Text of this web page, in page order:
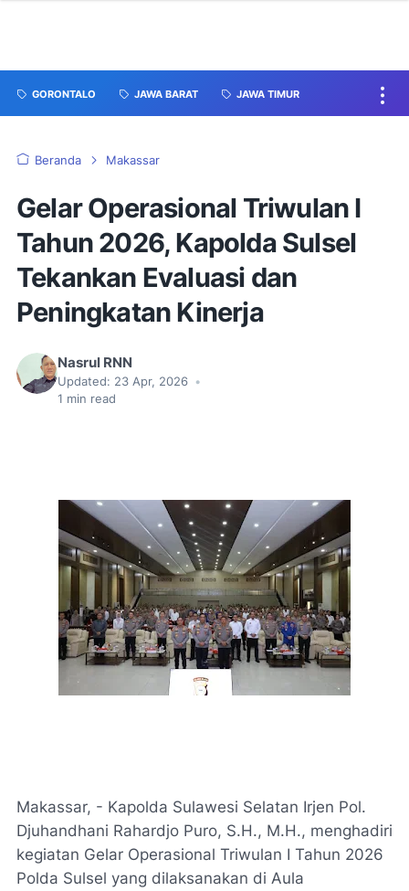
GORONTALO JAWA BARAT JAWA TIMUR
Beranda Makassar
Gelar Operasional Triwulan I
Tahun 2026, Kapolda Sulsel
Tekankan Evaluasi dan
Peningkatan Kinerja
Nasrul RNN
Updated: 23 Apr, 2026 •
1 min read
Makassar, - Kapolda Sulawesi Selatan Irjen Pol.
Djuhandhani Rahardjo Puro, S.H., M.H., menghadiri
kegiatan Gelar Operasional Triwulan I Tahun 2026
Polda Sulsel yang dilaksanakan di Aula